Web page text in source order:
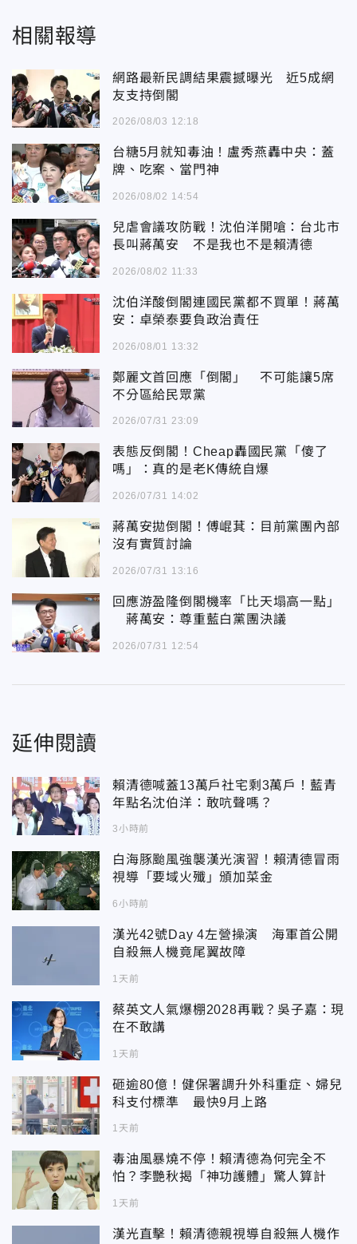
相關報導
網路最新民調結果震撼曝光 近5成網
友支持倒閣
2026/08/03 12:18
台糖5月就知毒油！盧秀燕轟中央：蓋
牌、吃案、當門神
2026/08/02 14:54
兒虐會議攻防戰！沈伯洋開嗆：台北市
長叫蔣萬安 不是我也不是賴清德
2026/08/02 11:33
沈伯洋酸倒閣連國民黨都不買單！蔣萬
安：卓榮泰要負政治責任
2026/08/01 13:32
鄭麗文首回應「倒閣」 不可能讓5席
不分區給民眾黨
2026/07/31 23:09
表態反倒閣！Cheap轟國民黨「傻了
嗎」：真的是老K傳統自爆
2026/07/31 14:02
蔣萬安拋倒閣！傅崐萁：目前黨團內部
沒有實質討論
2026/07/31 13:16
回應游盈隆倒閣機率「比天塌高一點」
蔣萬安：尊重藍白黨團決議
2026/07/31 12:54
延伸閱讀
賴清德喊蓋13萬戶社宅剩3萬戶！藍青
年點名沈伯洋：敢吭聲嗎？
3小時前
白海豚颱風強襲漢光演習！賴清德冒雨
視導「要域火殲」頒加菜金
6小時前
漢光42號Day 4左營操演 海軍首公開
自殺無人機竟尾翼故障
1天前
蔡英文人氣爆棚2028再戰？吳子嘉：現
在不敢講
1天前
砸逾80億！健保署調升外科重症、婦兒
科支付標準 最快9月上路
1天前
毒油風暴燒不停！賴清德為何完全不
怕？李艷秋揭「神功護體」驚人算計
1天前
漢光直擊！賴清德親視導自殺無人機作